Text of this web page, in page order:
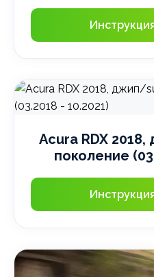
Acura RDX
поколение